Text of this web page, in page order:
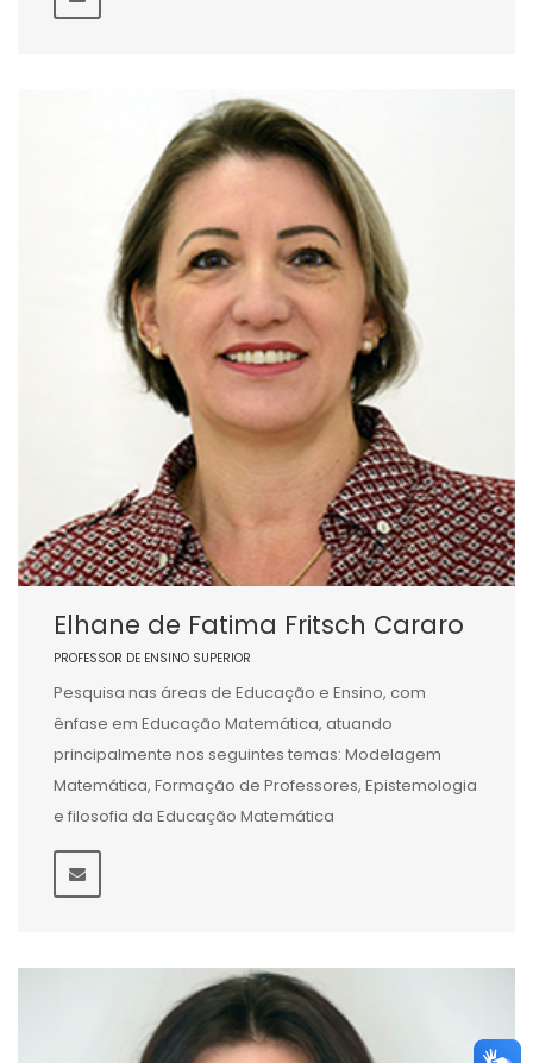
Elhane de Fatima Fritsch Cararo
PROFESSOR DE ENSINO SUPERIOR
Pesquisa nas áreas de Educação e Ensino, com
ênfase em Educação Matemática, atuando
principalmente nos seguintes temas: Modelagem
Matemática, Formação de Professores, Epistemologia
e filosofia da Educação Matemática